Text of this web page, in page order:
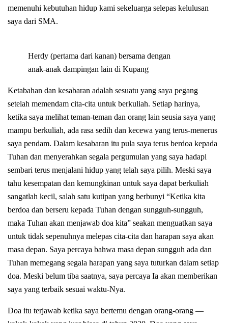
memenuhi kebutuhan hidup kami sekeluarga selepas kelulusan
saya dari SMA.
Herdy (pertama dari kanan) bersama dengan
anak-anak dampingan lain di Kupang
Ketabahan dan kesabaran adalah sesuatu yang saya pegang
setelah memendam cita-cita untuk berkuliah. Setiap harinya,
ketika saya melihat teman-teman dan orang lain seusia saya yang
mampu berkuliah, ada rasa sedih dan kecewa yang terus-menerus
saya pendam. Dalam kesabaran itu pula saya terus berdoa kepada
Tuhan dan menyerahkan segala pergumulan yang saya hadapi
sembari terus menjalani hidup yang telah saya pilih. Meski saya
tahu kesempatan dan kemungkinan untuk saya dapat berkuliah
sangatlah kecil, salah satu kutipan yang berbunyi “Ketika kita
berdoa dan berseru kepada Tuhan dengan sungguh-sungguh,
maka Tuhan akan menjawab doa kita” seakan menguatkan saya
untuk tidak sepenuhnya melepas cita-cita dan harapan saya akan
masa depan. Saya percaya bahwa masa depan sungguh ada dan
Tuhan memegang segala harapan yang saya tuturkan dalam setiap
doa. Meski belum tiba saatnya, saya percaya Ia akan memberikan
saya yang terbaik sesuai waktu-Nya.
Doa itu terjawab ketika saya bertemu dengan orang-orang —